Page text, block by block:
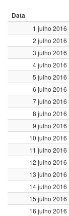
Data
1 julho 2016
2 julho 2016
3 julho 2016
4 julho 2016
5 julho 2016
6 julho 2016
7 julho 2016
8 julho 2016
9 julho 2016
10 julho 2016
11 julho 2016
12 julho 2016
13 julho 2016
14 julho 2016
15 julho 2016
16 julho 2016